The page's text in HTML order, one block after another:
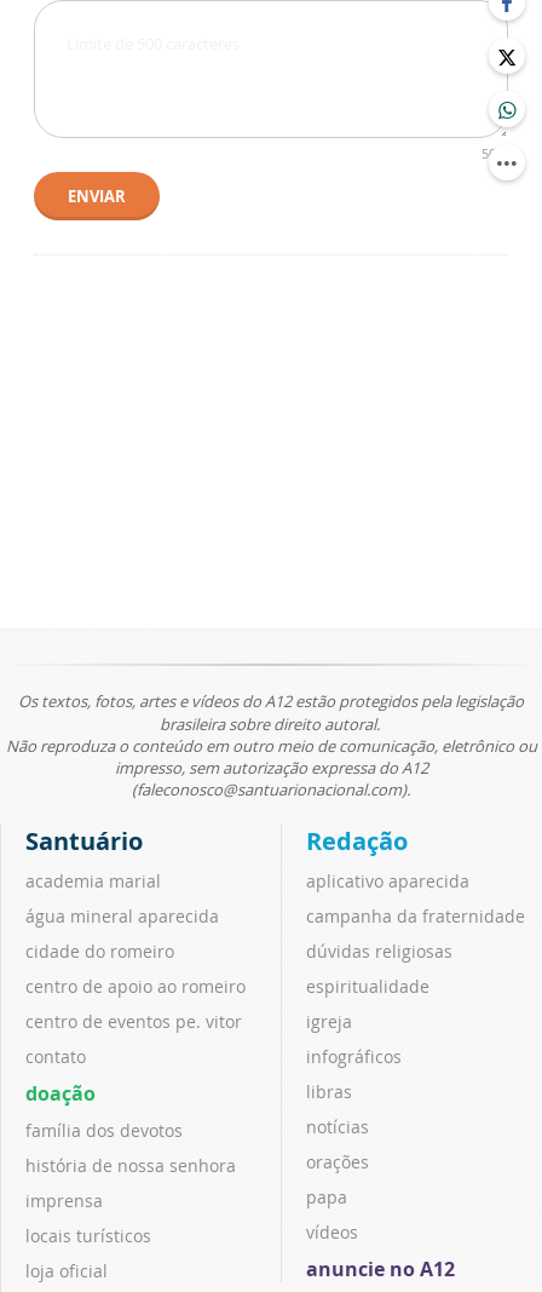
500
ENVIAR
Os textos, fotos, artes e vídeos do A12 estão protegidos pela legislação
brasileira sobre direito autoral.
Não reproduza o conteúdo em outro meio de comunicação, eletrônico ou
impresso, sem autorização expressa do A12
(faleconosco@santuarionacional.com).
Santuário
academia marial
água mineral aparecida
cidade do romeiro
centro de apoio ao romeiro
centro de eventos pe. vitor
contato
doação
família dos devotos
história de nossa senhora
imprensa
locais turísticos
loja oficial
Redação
aplicativo aparecida
campanha da fraternidade
dúvidas religiosas
espiritualidade
igreja
infográficos
libras
notícias
orações
papa
vídeos
anuncie no A12